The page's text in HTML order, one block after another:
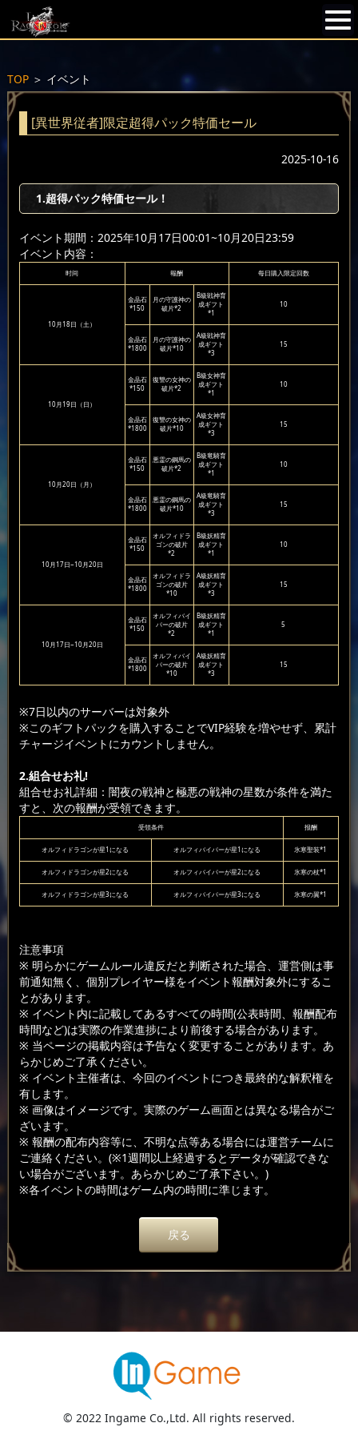
TOP＞ イベント
[異世界従者]限定超得パック特価セール
2025-10-16
1.超得パック特価セール！
イベント期間：2025年10月17日00:01~10月20日23:59
イベント内容：
时间 報酬 每日購入限定回数
10月18日（土）
金晶石
*150
月の守護神の
破片*2
B級戦神育
成ギフト
*1
10
金晶石
*1800
月の守護神の
破片*10
A級戦神育
成ギフト
*3
15
10月19日（日）
金晶石
*150
復讐の女神の
破片*2
B級女神育
成ギフト
*1
10
金晶石
*1800
復讐の女神の
破片*10
A級女神育
成ギフト
*3
15
10月20日（月）
金晶石
*150
悪霊の鋼馬の
破片*2
B級竜騎育
成ギフト
*1
10
金晶石
*1800
悪霊の鋼馬の
破片*10
A級竜騎育
成ギフト
*3
15
10月17日~10月20日
金晶石
*150
オルフィドラ
ゴンの破片
*2
B級妖精育
成ギフト
*1
10
金晶石
*1800
オルフィドラ
ゴンの破片
*10
A級妖精育
成ギフト
*3
15
10月17日~10月20日
金晶石
*150
オルフィバイ
パーの破片
*2
B級妖精育
成ギフト
*1
5
金晶石
*1800
オルフィバイ
パーの破片
*10
A級妖精育
成ギフト
*3
15
※7日以内のサーバーは対象外
※このギフトパックを購入することでVIP経験を増やせず、累計
チャージイベントにカウントしません。
2.組合せお礼!
組合せお礼詳細：闇夜の戦神と極悪の戦神の星数が条件を満た
すと、次の報酬が受領できます。
受領条件 报酬
オルフィドラゴンが星1になる オルフィバイパーが星1になる 氷寒聖装*1
オルフィドラゴンが星2になる オルフィバイパーが星2になる 氷寒の杖*1
オルフィドラゴンが星3になる オルフィバイパーが星3になる 氷寒の翼*1
注意事項
※ 明らかにゲームルール違反だと判断された場合、運営側は事
前通知無く、個別プレイヤー様をイベント報酬対象外にするこ
とがあります。
※ イベント内に記載してあるすべての時間(公表時間、報酬配布
時間など)は実際の作業進捗により前後する場合があります。
※ 当ページの掲載内容は予告なく変更することがあります。あ
らかじめご了承ください。
※ イベント主催者は、今回のイベントにつき最終的な解釈権を
有します。
※ 画像はイメージです。実際のゲーム画面とは異なる場合がご
ざいます。
※ 報酬の配布内容等に、不明な点等ある場合には運営チームに
ご連絡ください。(※1週間以上経過するとデータが確認できな
い場合がございます。あらかじめご了承下さい。)
※各イベントの時間はゲーム内の時間に準じます。
戻る
© 2022 Ingame Co.,Ltd. All rights reserved.